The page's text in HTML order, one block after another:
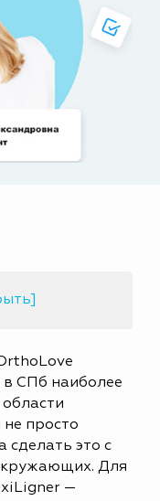
в СПб наиболее
просто
сделать это с
Для
—